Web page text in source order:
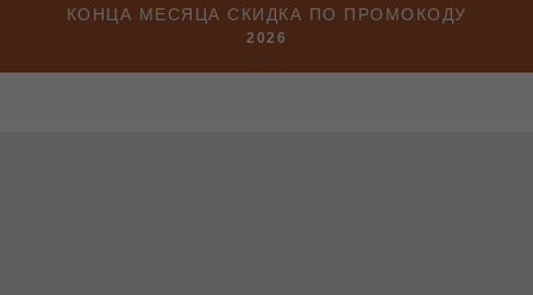
КОНЦА МЕСЯЦА СКИДКА ПО ПРОМОКОДУ
2026